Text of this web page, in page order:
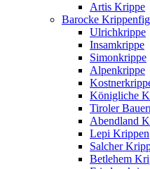
Artis Krippe
Barocke
Ulrichkrippe
Insamkrippe
Simonkrippe
Alpenkrippe
Königliche
Tiroler
Abendland
Lepi Krippen
Salcher
Betlehem